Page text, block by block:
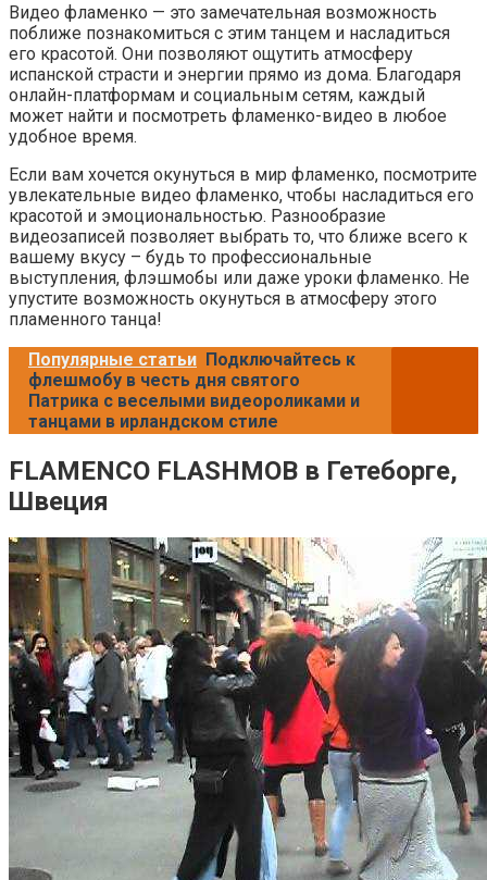
Видео фламенко — это замечательная возможность
поближе познакомиться с этим танцем и насладиться
его красотой. Они позволяют ощутить атмосферу
испанской страсти и энергии прямо из дома. Благодаря
онлайн-платформам и социальным сетям, каждый
может найти и посмотреть фламенко-видео в любое
удобное время.
Если вам хочется окунуться в мир фламенко, посмотрите
увлекательные видео фламенко, чтобы насладиться его
красотой и эмоциональностью. Разнообразие
видеозаписей позволяет выбрать то, что ближе всего к
вашему вкусу – будь то профессиональные
выступления, флэшмобы или даже уроки фламенко. Не
упустите возможность окунуться в атмосферу этого
пламенного танца!
Популярные статьи Подключайтесь к
флешмобу в честь дня святого
Патрика с веселыми видеороликами и
танцами в ирландском стиле
FLAMENCO FLASHMOB в Гетеборге,
Швеция